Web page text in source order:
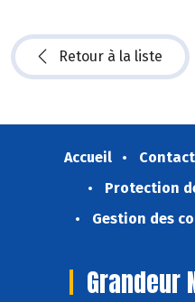
Retour à la liste
Accueil Contact
Protection
Gestion des
Grandeur